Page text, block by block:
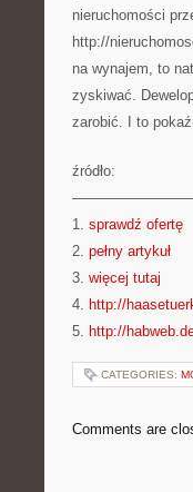
nieruchomości
http://
na wynajem, to
zyskiwać.
zarobić. I to
źródło:
1. sprawdź ofertę
2. pełny artykuł
3. więcej tutaj
4. http://
5. http://
CATEGORIES:
Comments are